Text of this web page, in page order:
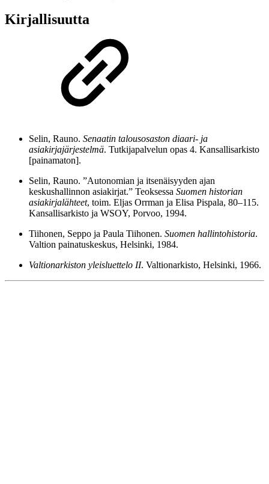
Kirjallisuutta
Selin, Rauno. Senaatin talousosaston diaari- ja
asiakirjajärjestelmä. Tutkijapalvelun opas 4. Kansallisarkisto
[painamaton].
Selin, Rauno. ”Autonomian ja itsenäisyyden ajan
keskushallinnon asiakirjat.” Teoksessa Suomen historian
asiakirjalähteet, toim. Eljas Orrman ja Elisa Pispala, 80–115.
Kansallisarkisto ja WSOY, Porvoo, 1994.
Tiihonen, Seppo ja Paula Tiihonen. Suomen hallintohistoria.
Valtion painatuskeskus, Helsinki, 1984.
Valtionarkiston yleisluettelo II. Valtionarkisto, Helsinki, 1966.